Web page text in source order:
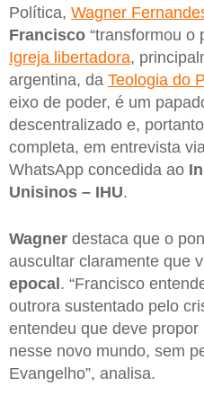
Política, Wagner
Francisco “transformou o
Igreja libertadora,
argentina, da Teologia do
eixo de poder, é um
descentralizado e,
completa, em entrevista
WhatsApp concedida ao
Unisinos – IHU.
Wagner destaca que o
auscultar claramente que
epocal. “Francisco
outrora sustentado pelo
entendeu que deve
nesse novo mundo, sem
Evangelho”, analisa.